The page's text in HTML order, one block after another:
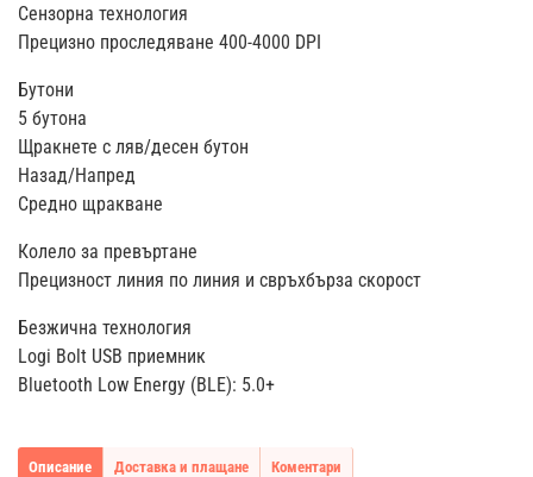
Сензорна технология
Прецизно проследяване 400-4000 DPI
Бутони
5 бутона
Щракнете с ляв/десен бутон
Назад/Напред
Средно щракване
Колело за превъртане
Прецизност линия по линия и свръхбърза скорост
Безжична технология
Logi Bolt USB приемник
Bluetooth Low Energy (BLE): 5.0+
Описание Доставка и плащане Коментари